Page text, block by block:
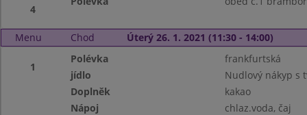
4
Menu Chod Úterý 26. 1. 2021 (11:30 - 14:00)
1
Polévka
frankfurtská
jídlo
Nudlový nákyp s
Doplněk
kakao
Nápoj
chlaz.voda, čaj